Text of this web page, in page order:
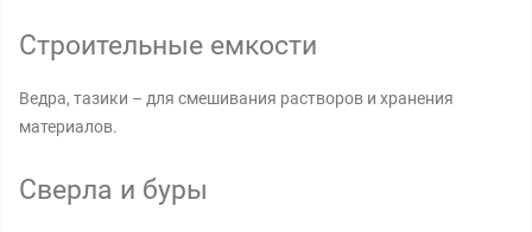
Строительные емкости
Ведра, тазики – для смешивания растворов и хранения
материалов.
Сверла и буры